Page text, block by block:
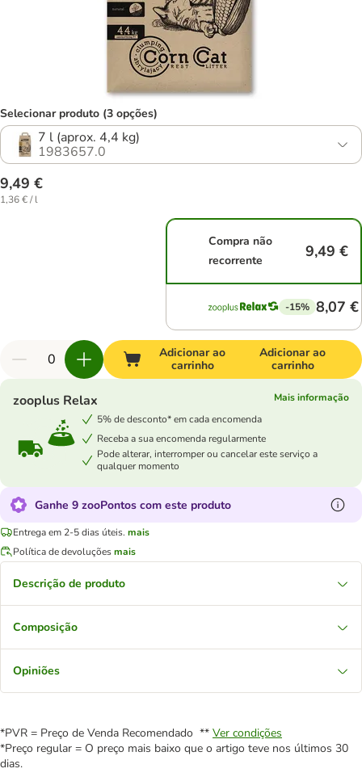
Selecionar produto (3 opções)
7 l (aprox. 4,4 kg)
1983657.0
9,49 €
1,36 € / l
Compra não
recorrente
9,49 €
-15% 8,07 €
Adicionar ao
carrinho
Adicionar ao
carrinho
zooplus Relax
Mais informação
5% de desconto* em cada encomenda
Receba a sua encomenda regularmente
Pode alterar, interromper ou cancelar este serviço a
qualquer momento
Ganhe 9 zooPontos com este produto
Entrega em 2-5 dias úteis. mais
Política de devoluçõesmais
Descrição de produto
Composição
Opiniões
*PVR = Preço de Venda Recomendado ** Ver condições
*Preço regular = O preço mais baixo que o artigo teve nos últimos 30
dias.